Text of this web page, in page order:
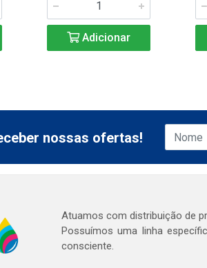
Adicionar
nossas ofertas!
Atuamos com distribuição de
Possuímos uma linha
consciente.